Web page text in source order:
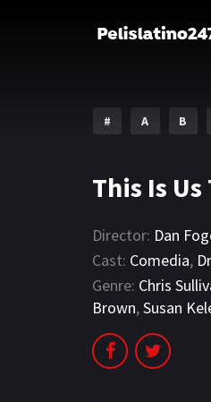
# A B
This Is
Director: Dan
Cast: Comedia,
Genre: Chris
Brown,Susan